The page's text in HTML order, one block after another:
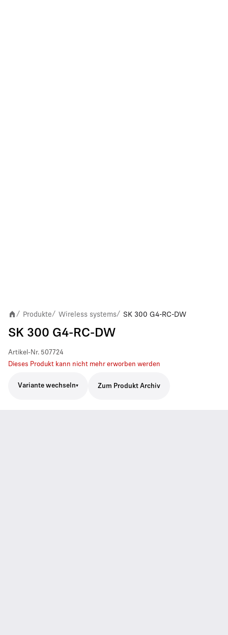
/ Produkte/ Wireless systems/ SK 300 G4-RC-DW
SK 300 G4-RC-DW
Artikel-Nr. 507724
Dieses Produkt kann nicht mehr erworben werden
Variante wechseln Zum Produkt Archiv